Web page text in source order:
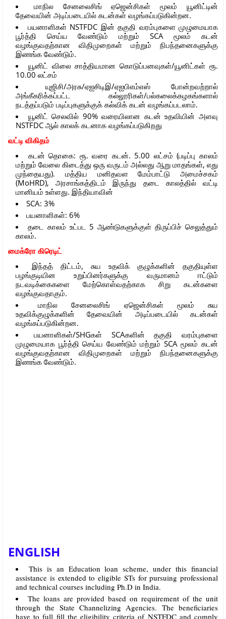
மாநில சேனலைசிங் ஏஜென்சிகள் மூலம் யூனிட்டின்
தேவையின் அடிப்படையில் கடன்கள் வழங்கப்படுகின்றன.
பயனாளிகள் NSTFDC இன் தகுதி வரம்புகளை முழுமையாக
பூர்த்தி செய்ய வேண்டும் மற்றும் SCA மூலம் கடன்
வழங்குவதற்கான விதிமுறைகள் மற்றும் நிபந்தனைகளுக்கு
இணங்க வேண்டும்.
யூனிட் விலை சாத்தியமான கொடுப்பனவுகள்/யூனிட்கள் ரூ.
10.00 லட்சம்
யுஜிசி/அரசு/ஏஐசிடிஇ/ஏஐபிஎம்எஸ் போன்றவற்றால்
அங்கீகரிக்கப்பட்ட கல்லூரிகள்/பல்கலைக்கழகங்களால்
நடத்தப்படும் படிப்புகளுக்குக் கல்விக் கடன் வழங்கப்படலாம்.
யூனிட் செலவில் 90% வரையிலான கடன் உதவியின் அளவு
NSTFDC ஆல் காலக் கடனாக வழங்கப்படுகிறது
வட்டி விகிதம்
கடன் தொகை: ரூ. வரை கடன். 5.00 லட்சம் (படிப்பு காலம்
மற்றும் வேலை கிடைத்து ஒரு வருடம் அல்லது ஆறு மாதங்கள், எது
முந்தையது). மத்திய மனிதவள மேம்பாட்டு அமைச்சகம்
(MoHRD), அரசாங்கத்திடம் இருந்து தடை காலத்தில் வட்டி
மானியம் உள்ளது. இந்தியாவின்
SCA: 3%
பயனாளிகள்: 6%
தடை காலம் உட்பட 5 ஆண்டுகளுக்குள் திருப்பிச் செலுத்தும்
காலம்.
மைக்ரோ கிரெடிட்
இந்தத் திட்டம், சுய உதவிக் குழுக்களின் தகுதியுள்ள
பழங்குடியின உறுப்பினர்களுக்கு வருமானம் ஈட்டும்
நடவடிக்கைகளை மேற்கொள்வதற்காக சிறு கடன்களை
வழங்குவதாகும்.
மாநில சேனலைசிங் ஏஜென்சிகள் மூலம் சுய
உதவிக்குழுக்களின் தேவையின் அடிப்படையில் கடன்கள்
வழங்கப்படுகின்றன.
பயனாளிகள்/SHGகள் SCAகளின் தகுதி வரம்புகளை
முழுமையாக பூர்த்தி செய்ய வேண்டும் மற்றும் SCA மூலம் கடன்
வழங்குவதற்கான விதிமுறைகள் மற்றும் நிபந்தனைகளுக்கு
இணங்க வேண்டும்.
ENGLISH
This is an Education loan scheme, under this financial
assistance is extended to eligible STs for pursuing professional
and technical courses including Ph.D in India.
The loans are provided based on requirement of the unit
through the State Channelizing Agencies. The beneficiaries
have to full fill the eligibility criteria of NSTFDC and comply